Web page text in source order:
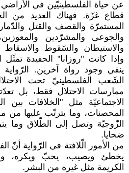
عن حياة الفلسطينيّين في
قطاع غزّة. فهناك العديد من
المستمرّة والقصف والقتل
والجوعى والمشرّدين
والاستيطان والسّقوط
وإذا كانت "روزانا" الحفيدة تمثّل
ينفي وجود رواة آخرين.
الشّعب الفلسطينيّ تحت
ممارسات الاحتلال فقط، بل
الاجتماعيّة مثل "الخلافات بين
المحصنات، وما يترتّب عليها من
الزّوجيّة وتصل إلى الطّلاق وما
ضحايا.
من الأمور الّلافتة في الرّواية أنّ
يخطئ ويصيب، يحبّ ويكره،
الكريمة مثل غيره من البشر.